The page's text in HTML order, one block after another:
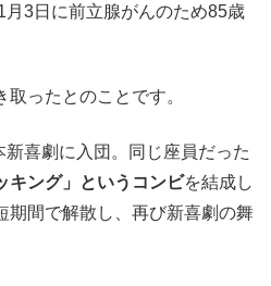
月3日に前立腺がんのため85歳
ったとのことです。
喜劇に入団。同じ座員だった
キング」というコンビを結成し
期間で解散し、再び新喜劇の舞